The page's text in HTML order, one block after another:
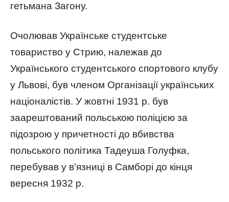
гетьмана Загону.
Очолював Українське студентське
товариство у Стрию, належав до
Українського студентського спортового клубу
у Львові, був членом Організації українських
націоналістів. У жовтні 1931 р. був
заарештований польською поліцією за
підозрою у причетності до вбивства
польського політика Тадеуша Голуфка,
перебував у в’язниці в Самборі до кінця
вересня 1932 р.